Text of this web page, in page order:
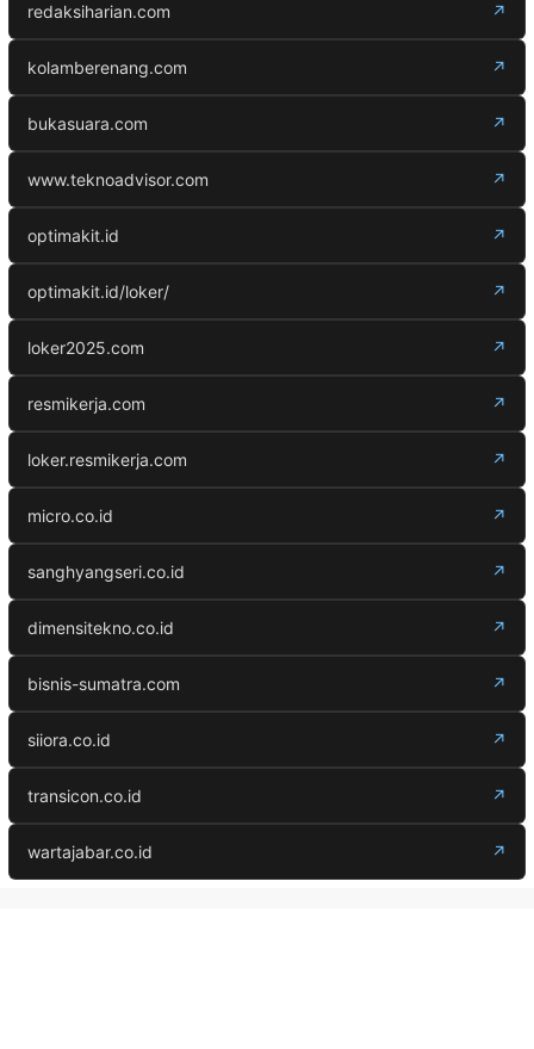
redaksiharian.com ↗
kolamberenang.com ↗
bukasuara.com ↗
www.teknoadvisor.com ↗
optimakit.id ↗
optimakit.id/loker/ ↗
loker2025.com ↗
resmikerja.com ↗
loker.resmikerja.com ↗
micro.co.id ↗
sanghyangseri.co.id ↗
dimensitekno.co.id ↗
bisnis-sumatra.com ↗
siiora.co.id ↗
transicon.co.id ↗
wartajabar.co.id ↗